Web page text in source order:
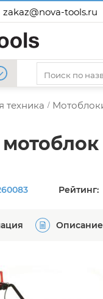
zakaz@nova-tools.ru
техника /
Рейтинг:
Описание